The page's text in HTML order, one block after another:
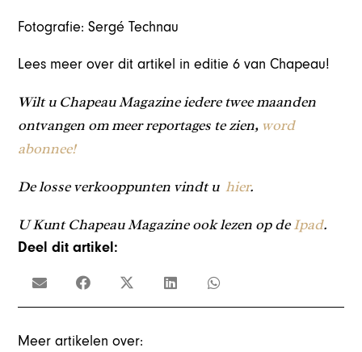
Fotografie: Sergé Technau
Lees meer over dit artikel in editie 6 van Chapeau!
Wilt u Chapeau Magazine iedere twee maanden
ontvangen om meer reportages te zien, word
abonnee!
De losse verkooppunten vindt uhier.
U Kunt Chapeau Magazine ook lezen op deIpad.
Deel dit artikel:
Meer artikelen over: